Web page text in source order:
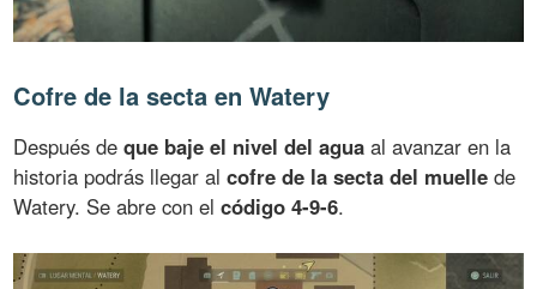
Cofre de la secta en Watery
Después deque baje el nivel del agua al avanzar en la
historia podrás llegar alcofre de la secta del muelle de
Watery. Se abre con elcódigo 4-9-6.